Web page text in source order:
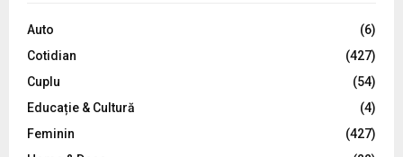
g
i
n
a
o
:
C
Auto
(6)
Cotidian
(427)
Cuplu
(54)
Educație & Cultură
(4)
Feminin
(427)